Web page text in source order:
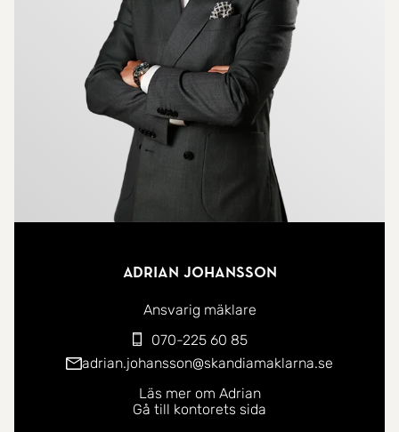
klädkammare samt en separat tvättstuga med TM
& TT. Övre plan erbjuder fyra sovrum i bra storlek,
klädkammare och ett fräscht badrum som är
utrustat med komfortvärme. Stor uppfart med
plats för fler bilar.
Norra Stockfallet/Edsgatan är ett snabbt växande
område med lugnt och naturnära läge, där
och fiskemöjligheter och skogen finns runt knuten,
samtidigt som det finns goda kommunikationer via
busslinje 4 till centrala Karlstad ca 50 meter från
parhuset. Här går även Klarälvsbanan förbi som
sträcker sig genom den anrika, värmländska,
landsbygden. Här bor du i ett tryggt område med
Adrian Johansson
Ansvarig mäklare
070-225 60 85
adrian.johansson@skandiamaklarna.se
Läs mer om Adrian
Gå till kontorets sida